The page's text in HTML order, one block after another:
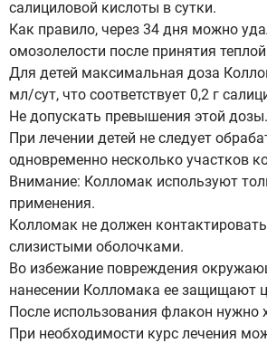
салициловой кислоты в сутки.
Как правило, через 34 дня можно
омозолелости после принятия
Для детей максимальная доза
мл/сут, что соответствует 0,2 г
Не допускать превышения этой дозы.
При лечении детей не следует
одновременно несколько участков
Внимание: Колломак используют
применения.
Колломак не должен
слизистыми оболочками.
Во избежание повреждения
нанесении Колломака ее защищают
После использования флакон нужно
При необходимости курс лечения